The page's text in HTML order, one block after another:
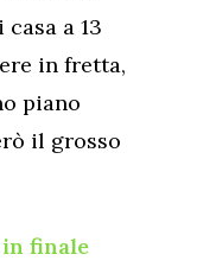
a 13
in fretta,
piano
il grosso
in finale